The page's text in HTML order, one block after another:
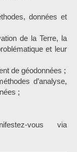
données et
de la Terre, la
et leur
de géodonnées ;
d’analyse,
;
vous via